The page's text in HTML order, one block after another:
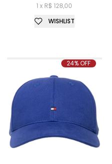
1 x R$ 128,00
WISHLIST
24% OFF